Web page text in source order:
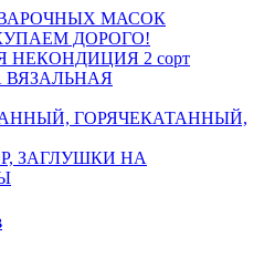
МАСОК
ДОРОГО!
2 сорт
ВЯЗАЛЬНАЯ
ГОРЯЧЕКАТАННЫЙ,
ЗАГЛУШКИ НА